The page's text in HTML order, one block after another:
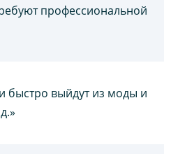
профессиональной
быстро выйдут из моды и